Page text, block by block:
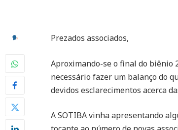
Prezados associados,
Aproximando-se o final do biênio
necessário fazer um balanço do
devidos esclarecimentos acerca
A SOTIBA vinha apresentando